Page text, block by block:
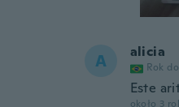
A alicia
Rok
Este
około 3